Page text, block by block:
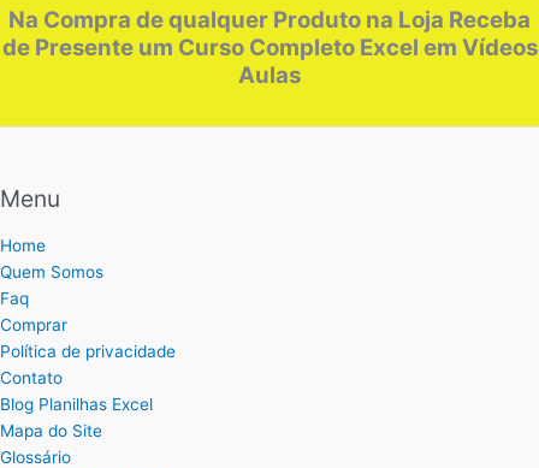
Na Compra de qualquer Produto na Loja Receba
de Presente um Curso Completo Excel em Vídeos
Aulas
Menu
Home
Quem Somos
Faq
Comprar
Política de privacidade
Contato
Blog Planilhas Excel
Mapa do Site
Glossário